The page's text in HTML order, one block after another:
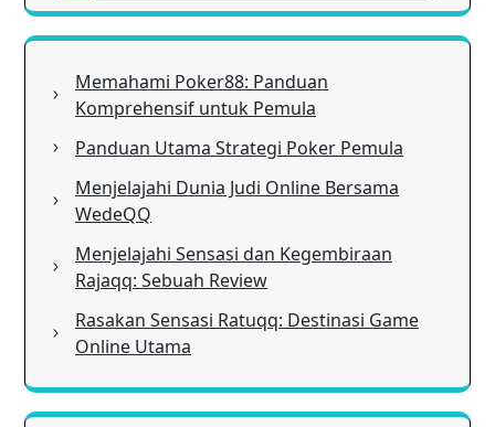
Memahami Poker88: Panduan
Komprehensif untuk Pemula
Panduan Utama Strategi Poker Pemula
Menjelajahi Dunia Judi Online Bersama
WedeQQ
Menjelajahi Sensasi dan Kegembiraan
Rajaqq: Sebuah Review
Rasakan Sensasi Ratuqq: Destinasi Game
Online Utama